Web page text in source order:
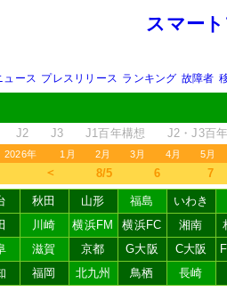
スマー
ュース プレスリリース ランキング 故障者
J2 J3 J1百年構想 J2・J3百
2026年 1月 2月 3月 4月 5月
＜ 8/5 6 7
秋田 山形 福島
いわき
川崎 横浜FM 横浜FC 湘南
滋賀 京都 G大阪 C大阪
福岡 北九州 鳥栖 長崎